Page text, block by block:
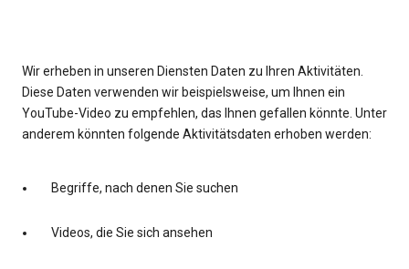
Wir erheben in unseren Diensten Daten zu Ihren Aktivitäten.
Diese Daten verwenden wir beispielsweise, um Ihnen ein
YouTube-Video zu empfehlen, das Ihnen gefallen könnte. Unter
anderem könnten folgende Aktivitätsdaten erhoben werden:
Begriffe, nach denen Sie suchen
Videos, die Sie sich ansehen